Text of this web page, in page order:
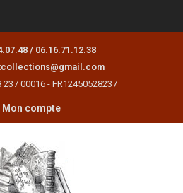
/ 06.16.71.12.38
237 00016 - FR12450528237
Mon compte